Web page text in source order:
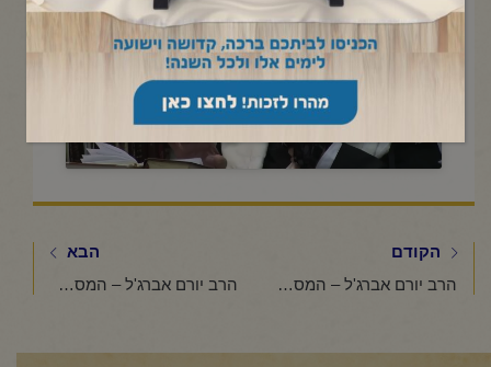
Click to accept marketing cookies and
enable this content
הקודם
הרב יורם אברג'ל – המסר היומי – "נודניק" עם כוונות טובות -י"ט סיון תשפ"ו
הבא
הרב יורם אברג'ל – המסר היומי – אל תאבד את העוצמה שלך -כ"ג סיון תשפ"ו